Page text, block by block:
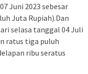
Juni 2023 sebesar
Juta Rupiah).Dan
selasa tanggal 04 Juli
ratus tiga puluh
ribu seratus